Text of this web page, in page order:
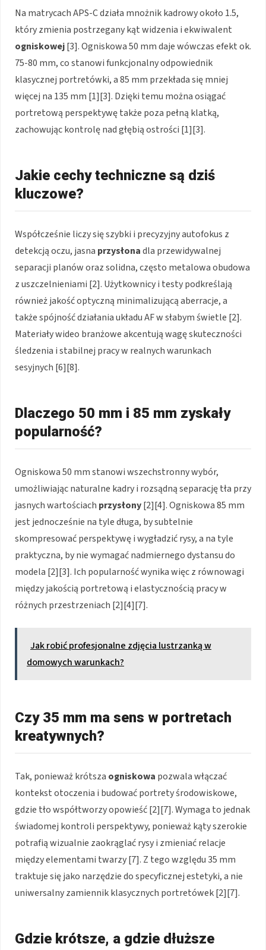
Na matrycach APS-C działa mnożnik kadrowy około 1.5,
który zmienia postrzegany kąt widzenia i ekwiwalent
ogniskowej[3]. Ogniskowa 50 mm daje wówczas efekt ok.
75-80 mm, co stanowi funkcjonalny odpowiednik
klasycznej portretówki, a 85 mm przekłada się mniej
więcej na 135 mm [1][3]. Dzięki temu można osiągać
portretową perspektywę także poza pełną klatką,
zachowując kontrolę nad głębią ostrości [1][3].
Jakie cechy techniczne są dziś
kluczowe?
Współcześnie liczy się szybki i precyzyjny autofokus z
detekcją oczu, jasna przysłonadla przewidywalnej
separacji planów oraz solidna, często metalowa obudowa
z uszczelnieniami [2]. Użytkownicy i testy podkreślają
również jakość optyczną minimalizującą aberracje, a
także spójność działania układu AF w słabym świetle [2].
Materiały wideo branżowe akcentują wagę skuteczności
śledzenia i stabilnej pracy w realnych warunkach
sesyjnych [6][8].
Dlaczego 50 mm i 85 mm zyskały
popularność?
Ogniskowa 50 mm stanowi wszechstronny wybór,
umożliwiając naturalne kadry i rozsądną separację tła przy
jasnych wartościach przysłony[2][4]. Ogniskowa 85 mm
jest jednocześnie na tyle długa, by subtelnie
skompresować perspektywę i wygładzić rysy, a na tyle
praktyczna, by nie wymagać nadmiernego dystansu do
modela [2][3]. Ich popularność wynika więc z równowagi
między jakością portretową i elastycznością pracy w
różnych przestrzeniach [2][4][7].
Jak robić profesjonalne zdjęcia lustrzanką w
domowych warunkach?
Czy 35 mm ma sens w portretach
kreatywnych?
Tak, ponieważ krótsza ogniskowa pozwala włączać
kontekst otoczenia i budować portrety środowiskowe,
gdzie tło współtworzy opowieść [2][7]. Wymaga to jednak
świadomej kontroli perspektywy, ponieważ kąty szerokie
potrafią wizualnie zaokrąglać rysy i zmieniać relacje
między elementami twarzy [7]. Z tego względu 35 mm
traktuje się jako narzędzie do specyficznej estetyki, a nie
uniwersalny zamiennik klasycznych portretówek [2][7].
Gdzie krótsze, a gdzie dłuższe